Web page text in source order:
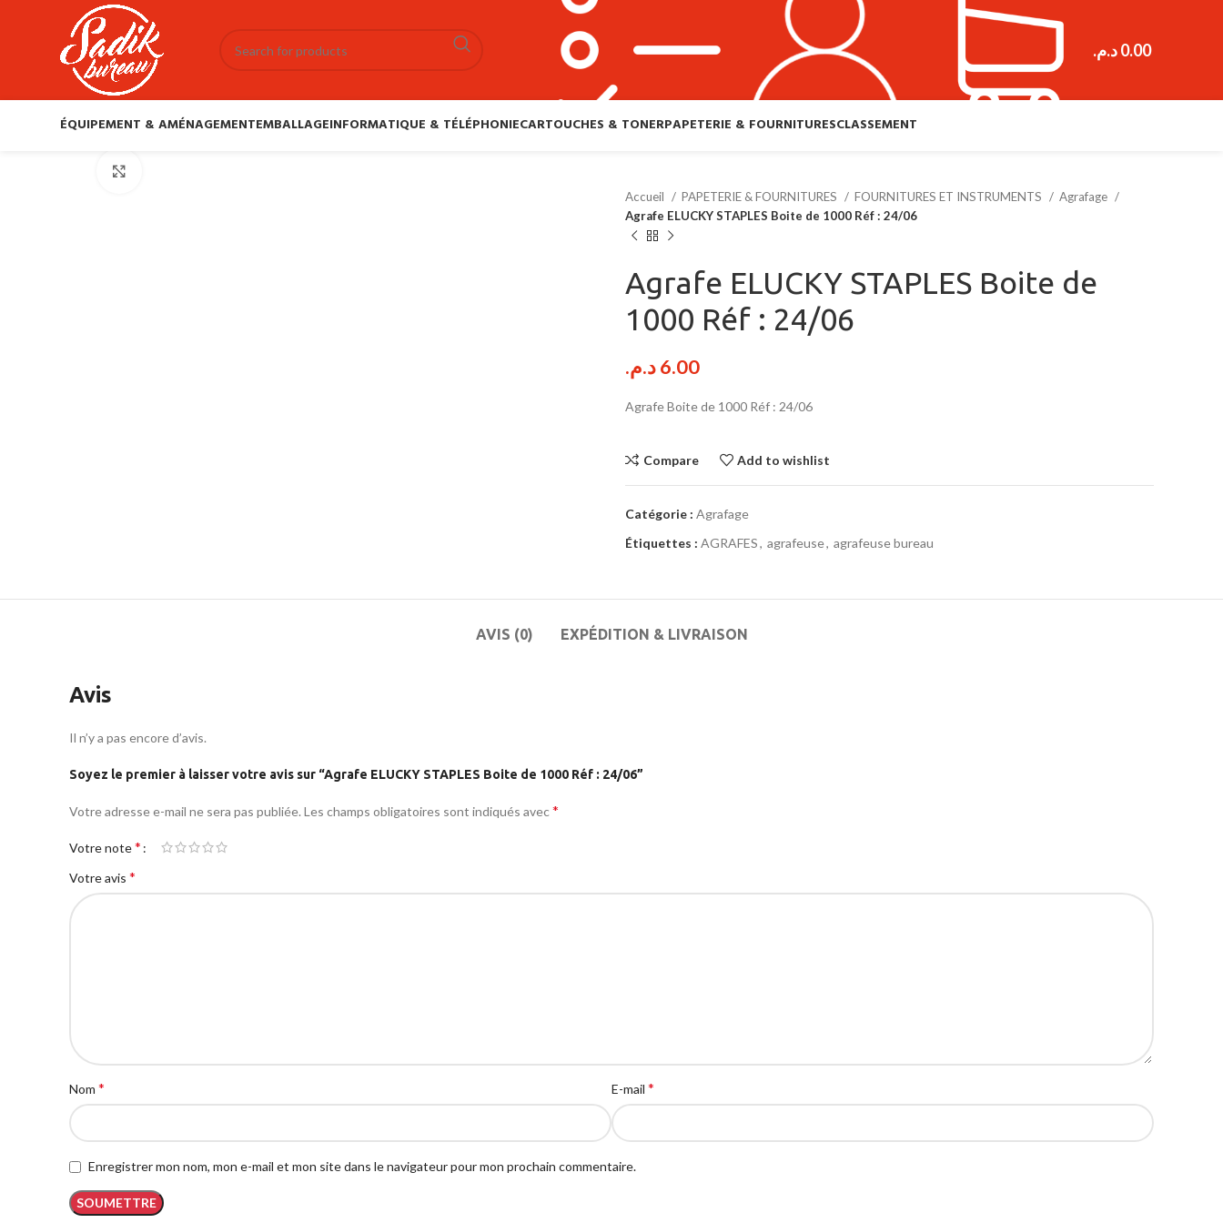
0.00د.م.
ÉQUIPEMENT & AMÉNAGEMENTEMBALLAGEINFORMATIQUE & TÉLÉPHONIECARTOUCHES & TONERPAPETERIE & FOURNITURESCLASSEMENT
Accueil
PAPETERIE & FOURNITURES FOURNITURES ET INSTRUMENTS
Agrafage
Agrafe ELUCKY STAPLES Boite de 1000 Réf : 24/06
Agrafe ELUCKY STAPLES Boite de
1000 Réf : 24/06
6.00د.م.
Agrafe Boite de 1000 Réf : 24/06
Compare Add to wishlist
Catégorie : Agrafage
Étiquettes : AGRAFES, agrafeuse, agrafeuse bureau
AVIS (0) EXPÉDITION & LIVRAISON
Avis
Il n’y a pas encore d’avis.
Soyez le premier à laisser votre avis sur “Agrafe ELUCKY STAPLES Boite de 1000 Réf : 24/06”
Votre adresse e-mail ne sera pas publiée. Les champs obligatoires sont indiqués avec*
Votre note*
Votre avis *
Nom * E-mail *
Enregistrer mon nom, mon e-mail et mon site dans le navigateur pour mon prochain commentaire.